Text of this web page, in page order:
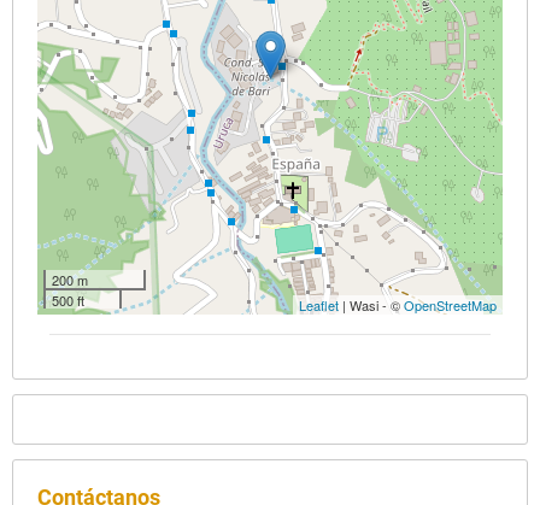
200 m
500 ft
Leaflet | Wasi - ©OpenStreetMap
Contáctanos